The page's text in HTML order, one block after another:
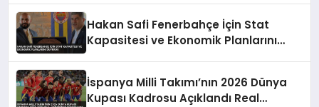
Hakan Safi Fenerbahçe İçin Stat
Kapasitesi ve Ekonomik Planlarını
İspanya Milli Takımı’nın 2026 Dünya
Kupası Kadrosu Açıklandı Real